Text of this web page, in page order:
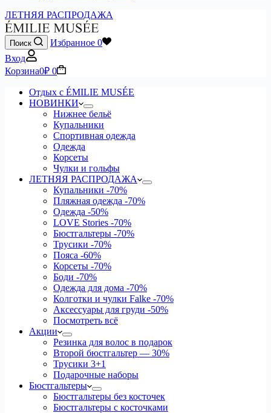
ЛЕТНЯЯ РАСПРОДАЖА
Поиск Избранное 0
Вход
Корзина0₽ 0
Отдых с ÉMILIE MUSÉE
НОВИНКИ
Нижнее бельё
Купальники
Спортивная одежда
Одежда
Корсеты
Чулки и гольфы
ЛЕТНЯЯ РАСПРОДАЖА
Купальники -70%
Пляжная одежда -70%
Одежда -50%
LOVE Stories -70%
Бюстгальтеры -70%
Трусики -70%
Пояса -60%
Корсеты -70%
Боди -70%
Одежда для дома -70%
Колготки и чулки Falke -70%
Аксессуары для груди -50%
Посмотреть всё
Акции
Резинка для волос в подарок
Второй бюстгальтер — 30%
Трусики 3+1
Подарочные наборы
Бюстгальтеры
Бюстгальтеры без косточек
Бюстгальтеры с косточками